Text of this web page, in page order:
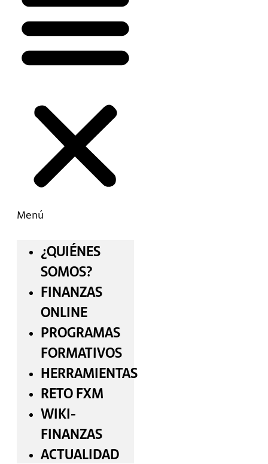
Menú
¿QUIÉNES
SOMOS?
FINANZAS
ONLINE
PROGRAMAS
FORMATIVOS
HERRAMIENTAS
RETO FXM
WIKI-
FINANZAS
ACTUALIDAD